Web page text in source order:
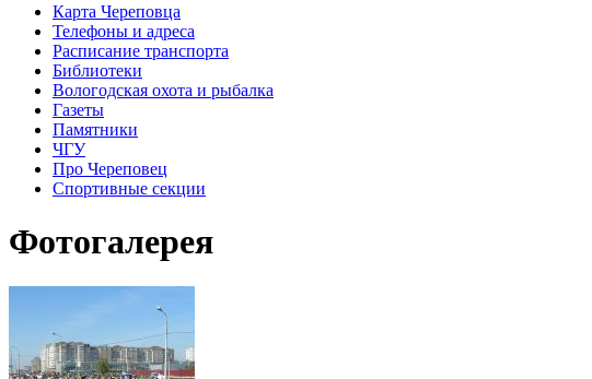
Карта Череповца
Телефоны и адреса
Расписание транспорта
Библиотеки
Вологодская охота и рыбалка
Газеты
Памятники
ЧГУ
Про Череповец
Спортивные секции
Фотогалерея